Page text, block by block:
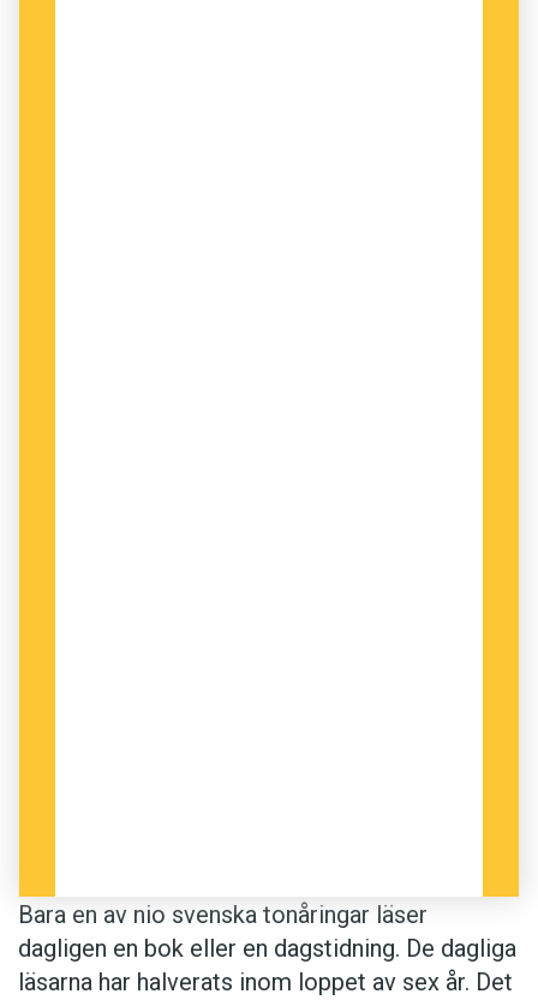
Bara en av nio svenska tonåringar läser
dagligen en bok eller en dagstidning. De dagliga
läsarna har halverats inom loppet av sex år. Det